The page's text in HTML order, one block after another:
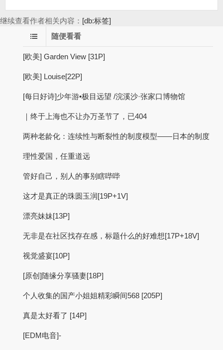
继续查看作者相关内容： [db:标签]
随便看看
[欧美] Garden View [31P]
[欧美] Louise[22P]
[每日好诗]少年游•极目远望 /浣溪沙·张家口博物馆
｜终于上海也不让办万圣节了，已404
两种老龄化：连续性与断裂性的制度模型——日本的制度
理性爱国，任重道远
管好自己，别人的事别瞎哔哔
这才是真正的珠圆玉润[19P+1V]
漂亮妹妹[13P]
无非是在社区找存在感，标题什么的好难想[17P+18V]
视觉盛宴[10P]
[原创]随缘分享骚妻[18P]
个人收集的国产小姐姐精彩瞬间568 [205P]
真是太好看了 [14P]
[EDM电音]-